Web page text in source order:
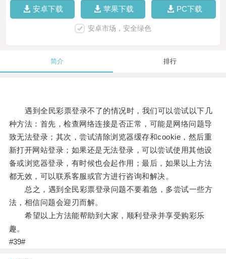
安卓下载 苹果下载 PC下载
安卓市场，安全绿色
简介 排行
遇到全民彩票登录不了的情况时，我们可以尝试以下几
种方法：首先，检查网络连接是否正常，可能是网络问题导
致无法登录；其次，尝试清除浏览器缓存和cookie，然后重
新打开网站登录；如果还是无法登录，可以尝试使用其他设
备或浏览器登录，有时候也会起作用；最后，如果以上方法
都无效，可以联系客服或官方进行咨询和解决。
总之，遇到全民彩票登录问题不要着急，多尝试一些方
法，相信问题会迎刃而解。
希望以上方法能帮助到大家，顺利登录并享受购彩乐
趣。
#39#